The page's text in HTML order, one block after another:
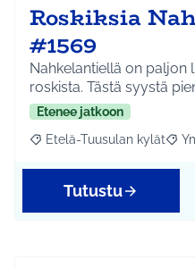
Roskiksia
#1569
Nahkelantiellä on paljon
roskista. Tästä syystä
Etenee jatkoon
Rajaa tulokset aihepiirin
Etelä-Tuusulan kylät
Tutustu